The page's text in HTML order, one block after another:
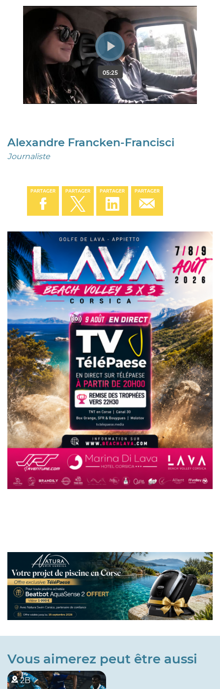
Alexandre Francken-Francisci
Journaliste
Vous aimerez peut être aussi
2B